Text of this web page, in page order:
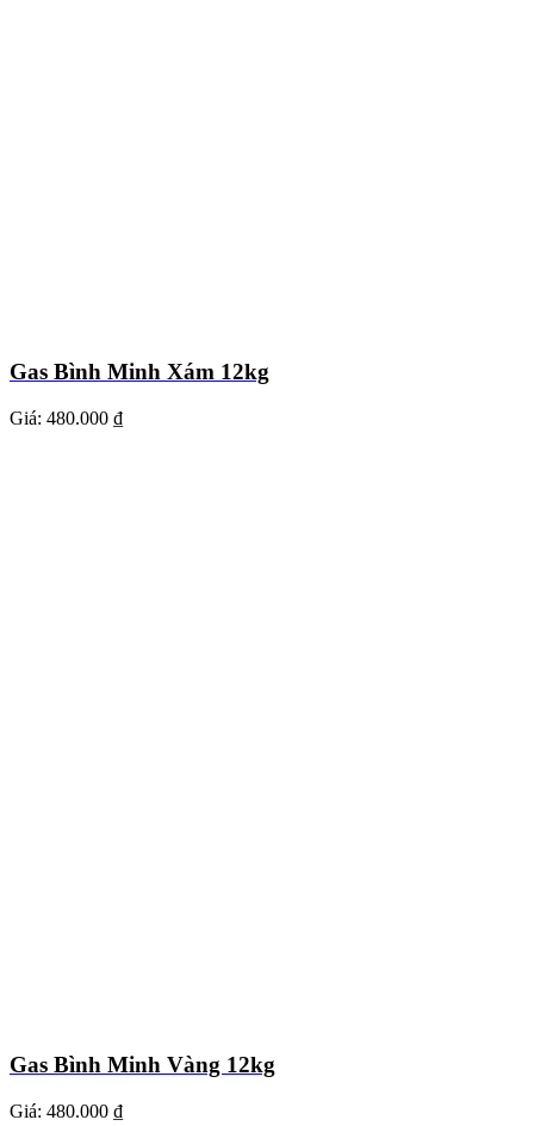
Gas Bình Minh Xám 12kg
Giá: 480.000 ₫
Gas Bình Minh Vàng 12kg
Giá: 480.000 ₫